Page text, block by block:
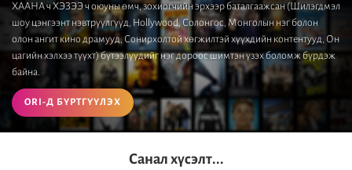
ХААНА ч ХЭЗЭЭ ч оюуны өмч, зохиогчийн эрхээр баталгаажсан (Шилэгдмэл
шоу цэнгээнт нэвтрүүлгүүд, Hollywood, Солонгос, Монголын нэг болон
олон ангит кино драмууд, Сонирхолтой хөгжилтэй хүүхдийн контентууд, Он
цагийн хэлхээ түүхт) бүтээлүүдийг нэг дороос шимтэн үзэх боломж бүрдэж
байна.
ORI-Д БҮРТГҮҮЛЭХ
Санал хүсэлт...